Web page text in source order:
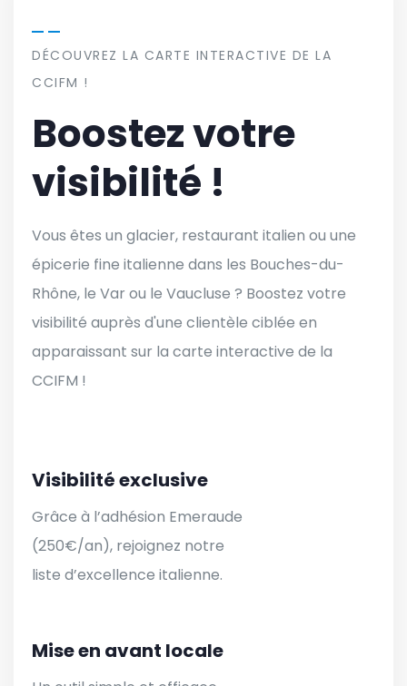
DÉCOUVREZ LA CARTE INTERACTIVE DE LA
CCIFM !
Boostez votre
visibilité !
Vous êtes un glacier, restaurant italien ou une
épicerie fine italienne dans les Bouches-du-
Rhône, le Var ou le Vaucluse ? Boostez votre
visibilité auprès d'une clientèle ciblée en
apparaissant sur la carte interactive de la
CCIFM !
Visibilité exclusive
Grâce à l’adhésion Emeraude
(250€/an), rejoignez notre
liste d’excellence italienne.
Mise en avant locale